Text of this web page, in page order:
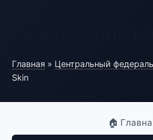
Главная » Центральный
Skin
🏠